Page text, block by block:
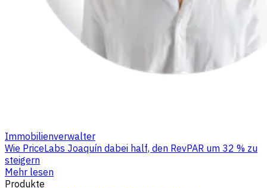
Immobilienverwalter
Wie PriceLabs Joaquín dabei half, den RevPAR um 32 % zu
steigern
Mehr lesen
Produkte